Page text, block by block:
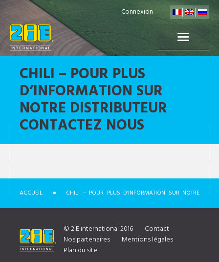
Connexion
CHILI – POUR PLUS
D’INFORMATION SUR
NOTRE DISTRIBUTEUR
CONTACTEZ NOUS
ACCUEIL CHILI – POUR PLUS D’INFORMATION SUR NOTRE
© 2iE international 2016
Contact
Nos partenaires
Mentions légales
Plan du site